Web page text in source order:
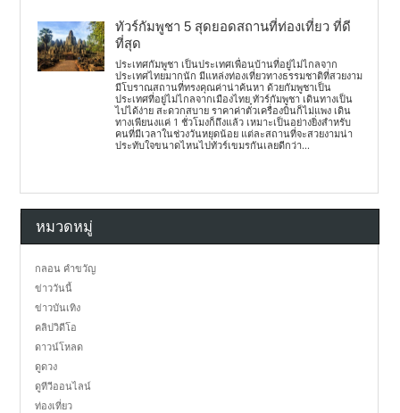
ทัวร์กัมพูชา 5 สุดยอดสถานที่ท่องเที่ยว ที่ดี
ที่สุด
ประเทศกัมพูชา เป็นประเทศเพื่อนบ้านที่อยู่ไม่ไกลจาก
ประเทศไทยมากนัก มีแหล่งท่องเที่ยวทางธรรมชาติที่สวยงาม
มีโบราณสถานที่ทรงคุณค่าน่าค้นหา ด้วยกัมพูชาเป็น
ประเทศที่อยู่ไม่ไกลจากเมืองไทย ทัวร์กัมพูชา เดินทางเป็น
ไปได้ง่าย สะดวกสบาย ราคาค่าตั๋วเครื่องบินก็ไม่แพง เดิน
ทางเพียนงแค่ 1 ชั่วโมงก็ถึงแล้ว เหมาะเป็นอย่างยิ่งสำหรับ
คนที่มีเวลาในช่วงวันหยุดน้อย แต่ละสถานที่จะสวยงามน่า
ประทับใจขนาดไหนไปทัวร์เขมรกันเลยดีกว่า...
หมวดหมู่
กลอน คำขวัญ
ข่าววันนี้
ข่าวบันเทิง
คลิปวิดีโอ
ดาวน์โหลด
ดูดวง
ดูทีวีออนไลน์
ท่องเที่ยว